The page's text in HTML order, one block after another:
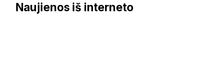
Naujienos iš interneto